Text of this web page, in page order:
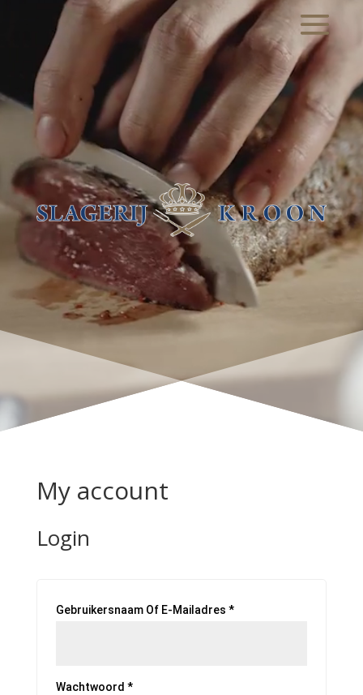
My account
Login
Gebruikersnaam Of E-Mailadres *Vereist
Wachtwoord *Vereist